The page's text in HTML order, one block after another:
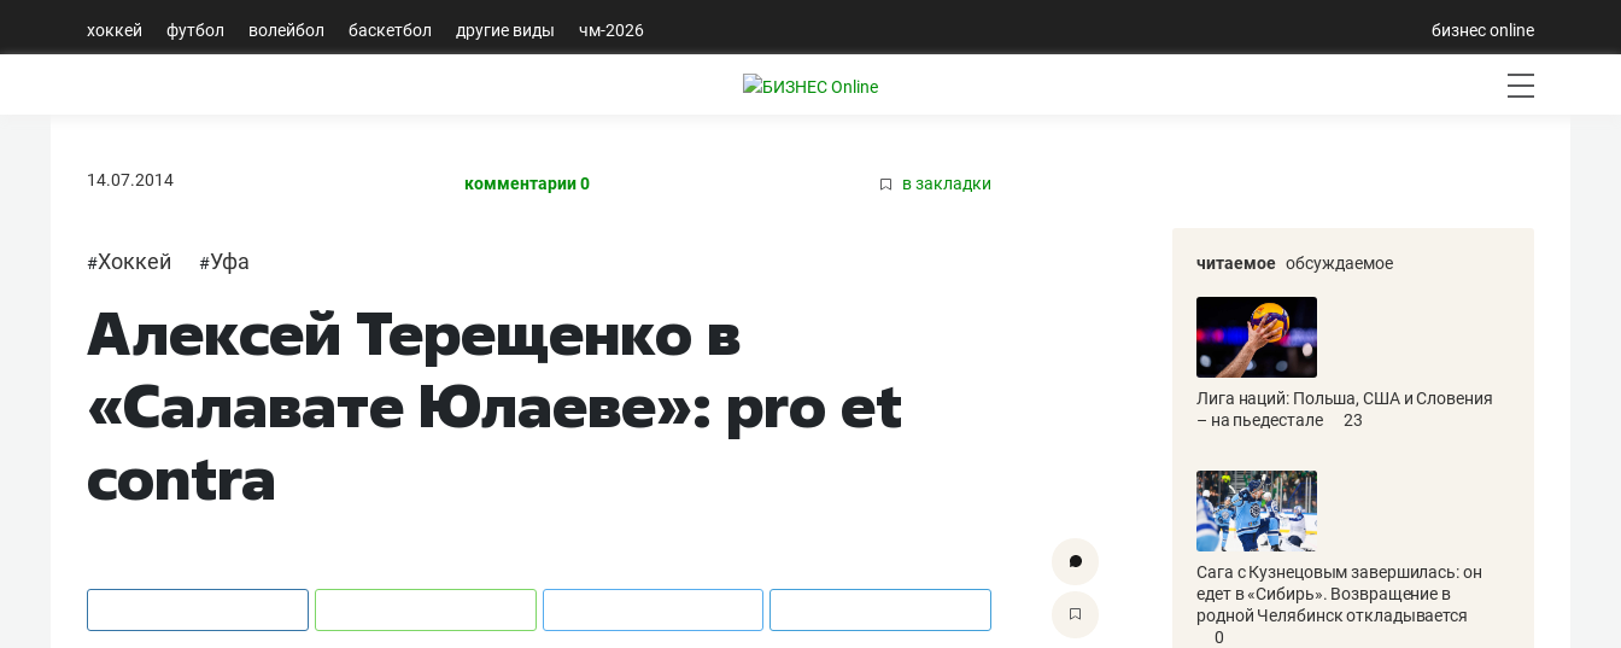
хоккей футбол волейбол баскетбол другие виды чм-2026 бизнес online
14.07.2014 комментарии 0 в закладки
#Хоккей #Уфа
Алексей Терещенко в
«Салавате Юлаеве»: pro et
contra
читаемое обсуждаемое
Лига наций: Польша, США и Словения
– на пьедестале
23
Сага с Кузнецовым завершилась: он
едет в «Сибирь». Возвращение в
родной Челябинск откладывается
0